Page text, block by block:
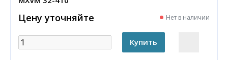
Цену уточняйте Нет в наличии